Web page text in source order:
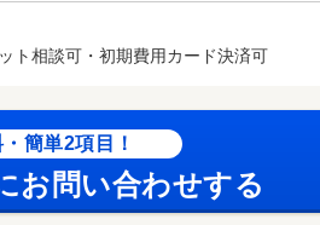
ト相談可・初期費用カード決済可
簡単2項目！
お問い合わせする